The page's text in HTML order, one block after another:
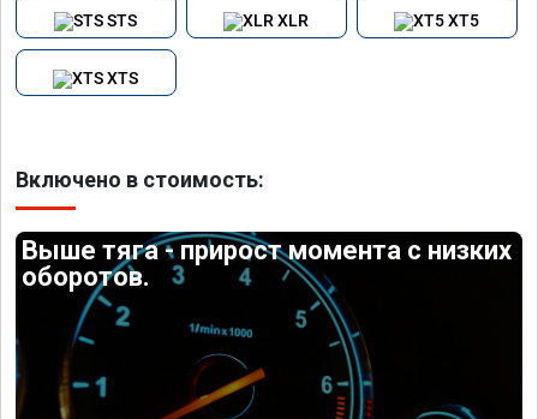
STS XLR XT5
XTS
Включено в стоимость:
Выше тяга - прирост момента с низких
оборотов.